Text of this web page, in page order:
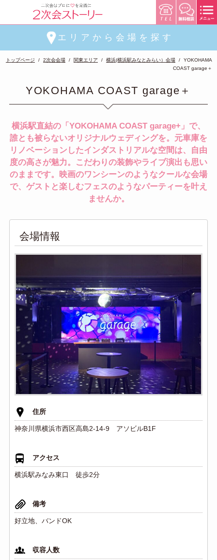
エリアから会場を探す
トップページ 2次会会場 関東エリア 横浜(横浜駅みなとみらい）会場
YOKOHAMA
COAST garage＋
YOKOHAMA COAST garage＋
横浜駅直結の「YOKOHAMA COAST garage+」で、
誰とも被らないオリジナルウェディングを。元車庫を
リノベーションしたインダストリアルな空間は、自由
度の高さが魅力。こだわりの装飾やライブ演出も思い
のままです。映画のワンシーンのようなクールな会場
で、ゲストと楽しむフェスのようなパーティーを叶え
ませんか。
会場情報
住所
神奈川県横浜市西区高島2-14-9 アソビルB1F
アクセス
横浜駅みなみ東口 徒歩2分
備考
好立地、バンドOK
収容人数